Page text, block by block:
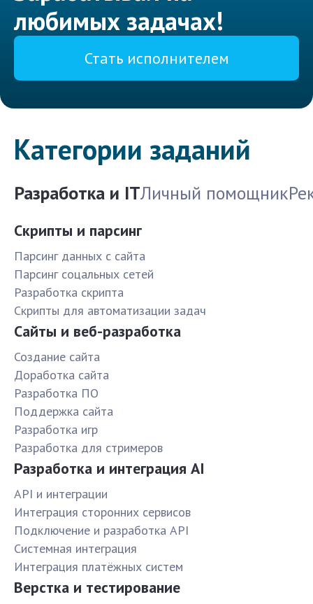
любимых задачах!
Стать исполнителем
Категории заданий
Разработка и ITЛичный помощник
Скрипты и парсинг
Парсинг данных с сайта
Парсинг соцальных сетей
Разработка скрипта
Скрипты для автоматизации задач
Сайты и веб-разработка
Создание сайта
Доработка сайта
Разработка ПО
Поддержка сайта
Разработка игр
Разработка для стримеров
Разработка и интеграция AI
API и интеграции
Интеграция сторонних сервисов
Подключение и разработка API
Системная интеграция
Интеграция платёжных систем
Верстка и тестирование